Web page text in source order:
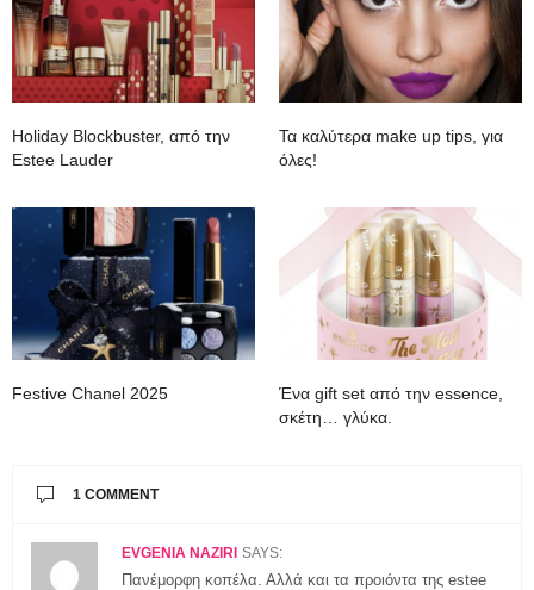
Holiday Blockbuster, από την
Estee Lauder
Τα καλύτερα make up tips, για
όλες!
Festive Chanel 2025
Ένα gift set από την essence,
σκέτη… γλύκα.
1 COMMENT
EVGENIA NAZIRI SAYS:
Πανέμορφη κοπέλα. Αλλά και τα προιόντα της estee